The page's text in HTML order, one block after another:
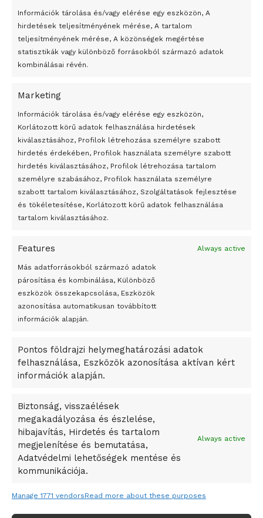
Információk tárolása és/vagy elérése egy eszközön, A
hirdetések teljesítményének mérése, A tartalom
teljesítményének mérése, A közönségek megértése
statisztikák vagy különböző forrásokból származó adatok
kombinálásai révén.
Marketing
Információk tárolása és/vagy elérése egy eszközön,
Korlátozott körű adatok felhasználása hirdetések
kiválasztásához, Profilok létrehozása személyre szabott
hirdetés érdekében, Profilok használata személyre szabott
hirdetés kiválasztásához, Profilok létrehozása tartalom
személyre szabásához, Profilok használata személyre
szabott tartalom kiválasztásához, Szolgáltatások fejlesztése
és tökéletesítése, Korlátozott körű adatok felhasználása
tartalom kiválasztásához.
Features Always active
Más adatforrásokból származó adatok
párosítása és kombinálása, Különböző
eszközök összekapcsolása, Eszközök
azonosítása automatikusan továbbított
információk alapján.
Pontos földrajzi helymeghatározási adatok
felhasználása, Eszközök azonosítása aktívan kért
információk alapján.
Biztonság, visszaélések
megakadályozása és észlelése,
hibajavítás, Hirdetés és tartalom
megjelenítése és bemutatása,
Adatvédelmi lehetőségek mentése és
kommunikációja.
Always active
Manage 1771 vendorsRead more about these purposes
Átmenetileg szünetelnek az összecsapások Bahmutnál
Egy vagyonért adták el Banksy művét miután elégették.
Az 1950-ben elhunyt alkotók művei szabadon
felhasználhatóvá válnak
Peking – A visegrádi országok zsidó kulturális örökségét
bemutató fotókiállítás nyílt
Megveszi az osztrák Wienerberger az amerikai Meridian
Bricket
A Startup Campus egyetemi programjainak legjobbjai az
A Ringo Starr új albummal jelentkezik
A Vajdasági Magyar Szövetség államtitkárait kinevezték
Dzsingisz kán hódító hadjárata okozta
Kuramagomedov ötödik, Muszukajev elődöntős – Birkózó
világkupa